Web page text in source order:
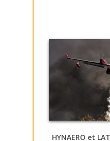
HYNAERO et